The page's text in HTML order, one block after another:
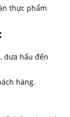
thực phẩm
dưa hấu đến
hàng.